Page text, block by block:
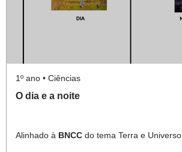
1º ano • Ciências
O dia e a noite
Alinhado à BNCC do tema Terra e Universo.